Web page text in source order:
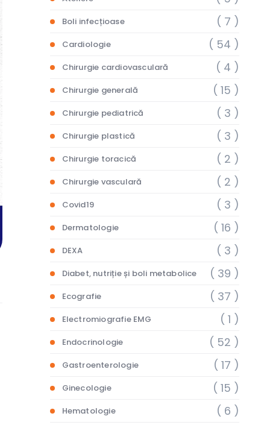
Boli infecțioase ( 7 )
Cardiologie ( 54 )
Chirurgie cardiovasculară ( 4 )
Chirurgie generală ( 15 )
Chirurgie pediatrică ( 3 )
Chirurgie plastică ( 3 )
Chirurgie toracică ( 2 )
Chirurgie vasculară ( 2 )
Covid19 ( 3 )
Dermatologie ( 16 )
DEXA ( 3 )
Diabet, nutriție și boli metabolice ( 39 )
Ecografie ( 37 )
Electromiografie EMG ( 1 )
Endocrinologie ( 52 )
Gastroenterologie ( 17 )
Ginecologie ( 15 )
Hematologie ( 6 )